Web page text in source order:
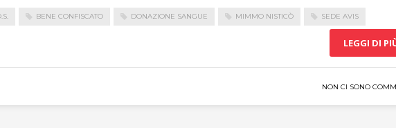
BENE CONFISCATO DONAZIONE SANGUE MIMMO NISTICÒ SEDE AVIS
LEGGI DI
NON CI SONO